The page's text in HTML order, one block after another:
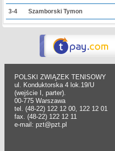
3-4 Szamborski Tymon
POLSKI ZWIĄZEK TENISOWY
ul. Konduktorska 4 lok.19/U
(wejście I, parter).
00-775 Warszawa
tel. (48-22) 122 12 00, 122 12 01
fax. (48-22) 122 12 11
e-mail: pzt@pzt.pl